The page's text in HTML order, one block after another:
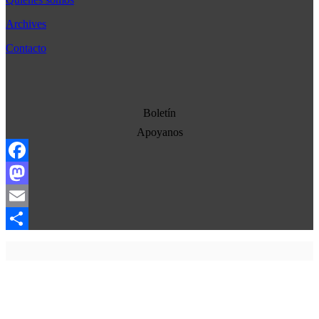
Bélgica
Oriente Medio
Norte-Sur
Sociedad
Ojo con los medios
Archives
Contacto
Boletín
Apoyanos
Facebook
Mastodon
Email